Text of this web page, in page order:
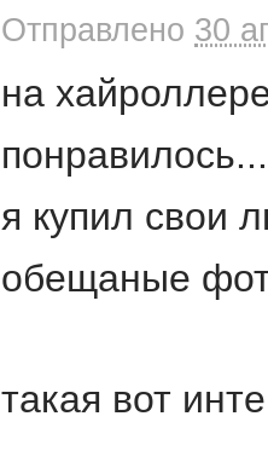
Отправлено 30
на
я купил свои
обещаные
такая вот